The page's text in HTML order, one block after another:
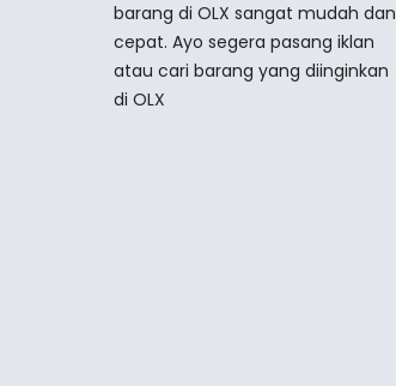
barang di OLX sangat mudah dan
cepat. Ayo segera pasang iklan
atau cari barang yang diinginkan
di OLX